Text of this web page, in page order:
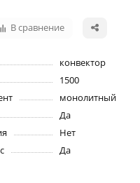
В сравнение
конвектор
1500
монолитный
Да
Нет
Да